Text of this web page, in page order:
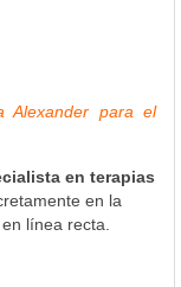
Alexander para el
en terapias
en la
línea recta.